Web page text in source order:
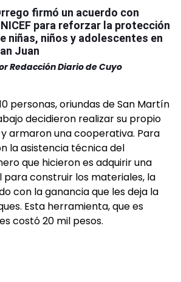
firmó un acuerdo con
para reforzar la protección
niñas, niños y adolescentes en
Juan
Redacción Diario de Cuyo
personas, oriundas de San Martín
decidieron realizar su propio
armaron una cooperativa. Para
la asistencia técnica del
que hicieron es adquirir una
para construir los materiales, la
con la ganancia que les deja la
Esta herramienta, que es
costó 20 mil pesos.